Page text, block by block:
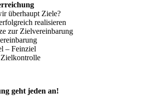
überhaupt Ziele?
realisieren
zur Zielvereinbarung
– Feinziel
geht jeden an!